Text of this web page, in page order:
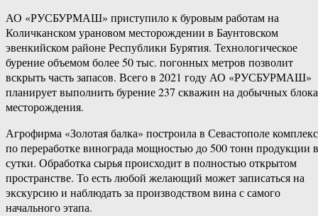
АО «РУСБУРМАШ» приступило к буровым работам на
Количканском урановом месторождении в Баунтовском
эвенкийском районе Республики Бурятия. Технологическое
бурение объемом более 50 тыс. погонных метров позволит
вскрыть часть запасов. Всего в 2021 году АО «РУСБУРМАШ»
планирует выполнить бурение 237 скважин на добычных
месторождения.
Агрофирма «Золотая балка» построила в Севастополе комплекс
по переработке винограда мощностью до 500 тонн продукции в
сутки. Обработка сырья происходит в полностью открытом
пространстве. То есть любой желающий может записаться на
экскурсию и наблюдать за производством вина с самого
начального этапа.